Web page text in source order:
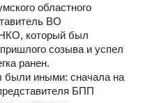
областного
ВО
который был
созыва и успел
ранен.
были иными: сначала на
БПП